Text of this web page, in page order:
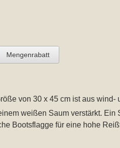
Mengenrabatt
von 30 x 45 cmist aus wind-
weißen Saum verstärkt. Ein
Bootsflagge für eine hohe